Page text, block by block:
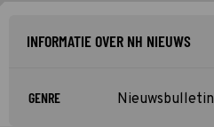
INFORMATIE OVER NH NIEUWS
GENRE Nieuwsbulletin